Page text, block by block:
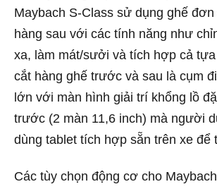
Maybach S-Class sử dụng ghế
hàng sau với các tính năng như
xa, làm mát/sưởi và tích hợp cả
cắt hàng ghế trước và sau là cụm
lớn với màn hình giải trí khổng lồ
trước (2 màn 11,6 inch) mà người
dùng tablet tích hợp sẵn trên xe để
Các tùy chọn động cơ cho